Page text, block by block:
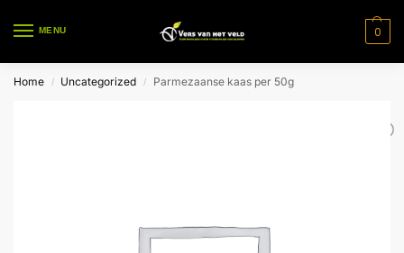
MENU 0
Home / Uncategorized / Parmezaanse kaas per 50g